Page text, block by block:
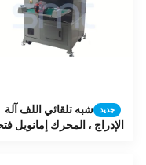
جديد
شبه تلقائي اللف آلة
الإدراج ، المحرك إمانويل